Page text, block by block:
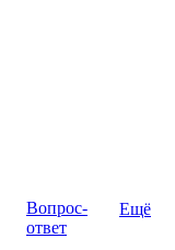
Вопрос-
ответ
Ещё